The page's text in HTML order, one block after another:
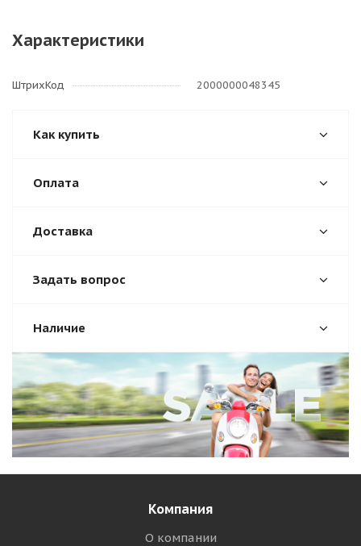
Характеристики
ШтрихКод 2000000048345
Как купить
Оплата
Доставка
Задать вопрос
Наличие
Компания
О компании